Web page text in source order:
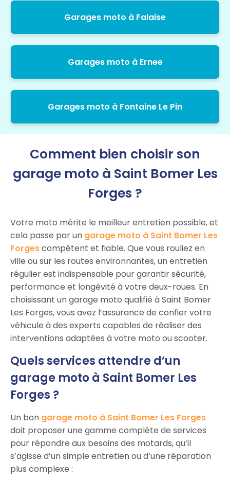
Garages moto à Falaise
Garages moto à Ernee
Garages moto à Fontaine Le Pin
Comment bien choisir son
garage moto à Saint Bomer Les
Forges ?
Votre moto mérite le meilleur entretien possible, et
cela passe par un garage moto à Saint Bomer Les
Forgescompétent et fiable. Que vous rouliez en
ville ou sur les routes environnantes, un entretien
régulier est indispensable pour garantir sécurité,
performance et longévité à votre deux-roues. En
choisissant un garage moto qualifié à Saint Bomer
Les Forges, vous avez l’assurance de confier votre
véhicule à des experts capables de réaliser des
interventions adaptées à votre moto ou scooter.
Quels services attendre d’un
garage moto à Saint Bomer Les
Forges ?
Un bon garage moto à Saint Bomer Les Forges
doit proposer une gamme complète de services
pour répondre aux besoins des motards, qu’il
s’agisse d’un simple entretien ou d’une réparation
plus complexe :